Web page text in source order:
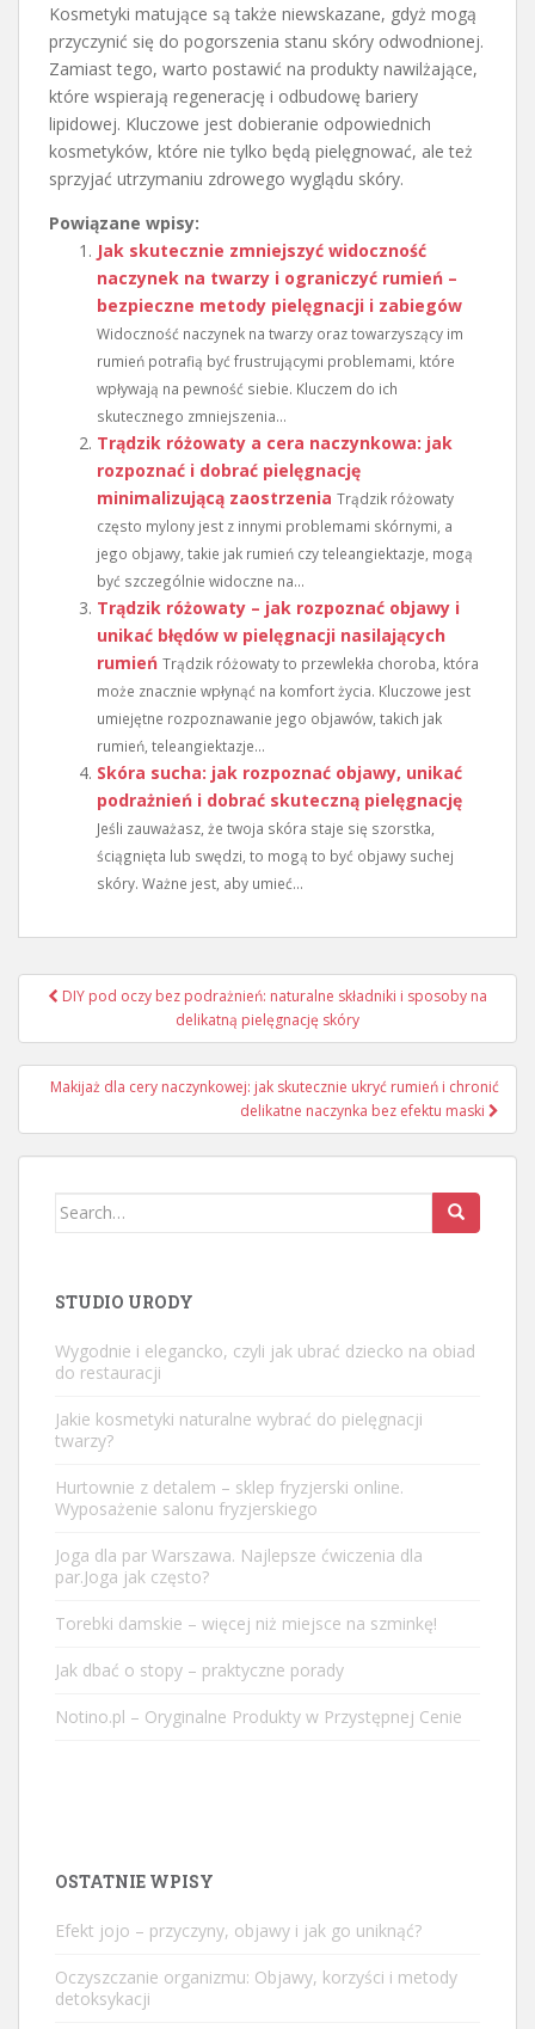
Kosmetyki matujące są także niewskazane, gdyż mogą
przyczynić się do pogorszenia stanu skóry odwodnionej.
Zamiast tego, warto postawić na produkty nawilżające,
które wspierają regenerację i odbudowę bariery
lipidowej. Kluczowe jest dobieranie odpowiednich
kosmetyków, które nie tylko będą pielęgnować, ale też
sprzyjać utrzymaniu zdrowego wyglądu skóry.
Powiązane wpisy:
Jak skutecznie zmniejszyć widoczność
naczynek na twarzy i ograniczyć rumień –
bezpieczne metody pielęgnacji i zabiegów
Widoczność naczynek na twarzy oraz towarzyszący im
rumień potrafią być frustrującymi problemami, które
wpływają na pewność siebie. Kluczem do ich
skutecznego zmniejszenia...
Trądzik różowaty a cera naczynkowa: jak
rozpoznać i dobrać pielęgnację
minimalizującą zaostrzenia Trądzik różowaty
często mylony jest z innymi problemami skórnymi, a
jego objawy, takie jak rumień czy teleangiektazje, mogą
być szczególnie widoczne na...
Trądzik różowaty – jak rozpoznać objawy i
unikać błędów w pielęgnacji nasilających
rumień Trądzik różowaty to przewlekła choroba, która
może znacznie wpłynąć na komfort życia. Kluczowe jest
umiejętne rozpoznawanie jego objawów, takich jak
rumień, teleangiektazje...
Skóra sucha: jak rozpoznać objawy, unikać
podrażnień i dobrać skuteczną pielęgnację
Jeśli zauważasz, że twoja skóra staje się szorstka,
ściągnięta lub swędzi, to mogą to być objawy suchej
skóry. Ważne jest, aby umieć...
Nawigacja
DIY pod oczy bez podrażnień: naturalne składniki i sposoby na
delikatną pielęgnację skóry
Makijaż dla cery naczynkowej: jak skutecznie ukryć rumień i chronić
delikatne naczynka bez efektu maski
Search
STUDIO URODY
Wygodnie i elegancko, czyli jak ubrać dziecko na obiad
do restauracji
Jakie kosmetyki naturalne wybrać do pielęgnacji
twarzy?
Hurtownie z detalem – sklep fryzjerski online.
Wyposażenie salonu fryzjerskiego
Joga dla par Warszawa. Najlepsze ćwiczenia dla
par.Joga jak często?
Torebki damskie – więcej niż miejsce na szminkę!
Jak dbać o stopy – praktyczne porady
Notino.pl – Oryginalne Produkty w Przystępnej Cenie
OSTATNIE WPISY
Efekt jojo – przyczyny, objawy i jak go uniknąć?
Oczyszczanie organizmu: Objawy, korzyści i metody
detoksykacji